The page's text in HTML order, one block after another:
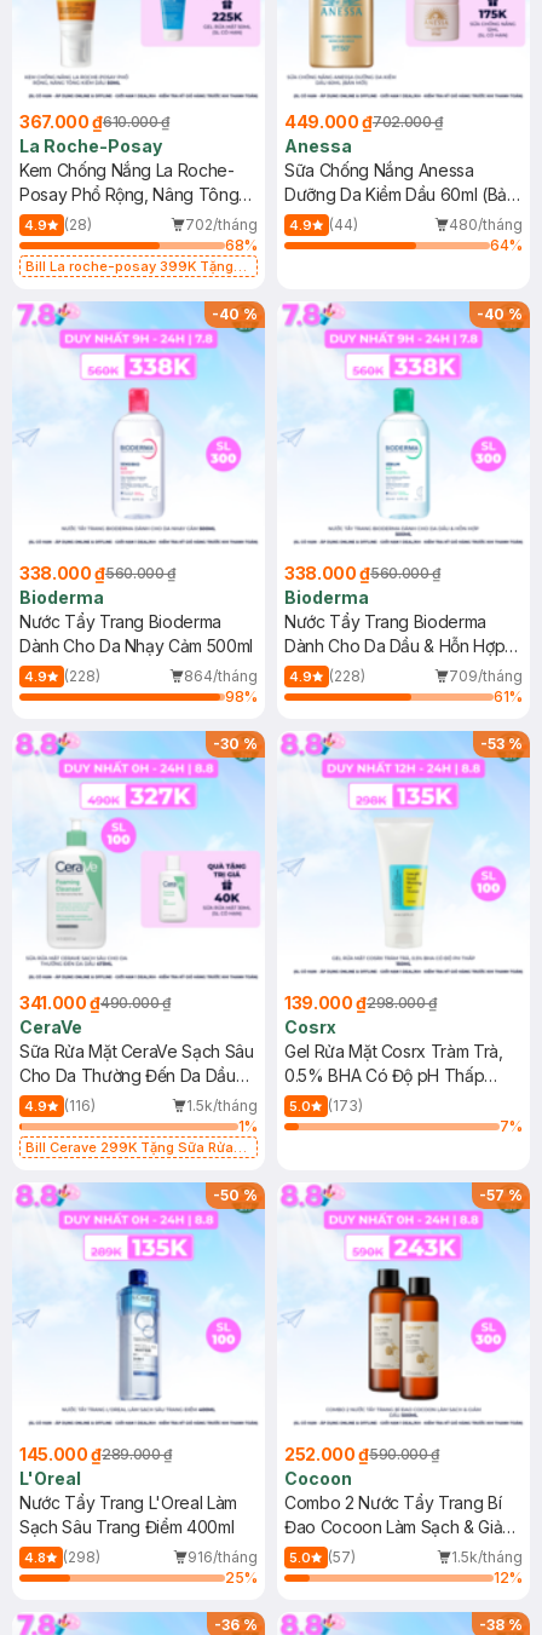
367.000 ₫610.000 ₫
La Roche-Posay
Kem Chống Nắng La Roche-
Posay Phổ Rộng, Nâng Tông
Kiềm Dầu 50ml
4.9 (28)
702/tháng
68%
Bill La roche-posay 399K Tặng
(SL có hạn)
449.000 ₫702.000 ₫
Anessa
Sữa Chống Nắng Anessa
Dưỡng Da Kiềm Dầu 60ml (Bản
Mới)
4.9 (44)
480/tháng
64%
-40%
338.000 ₫560.000 ₫
Bioderma
Nước Tẩy Trang Bioderma
Dành Cho Da Nhạy Cảm 500ml
4.9 (228)
864/tháng
98%
-40%
338.000 ₫560.000 ₫
Bioderma
Nước Tẩy Trang Bioderma
Dành Cho Da Dầu & Hỗn Hợp
500ml
4.9 (228)
709/tháng
61%
-30%
341.000 ₫490.000 ₫
CeraVe
Sữa Rửa Mặt CeraVe Sạch Sâu
Cho Da Thường Đến Da Dầu
473ml
4.9 (116)
1.5k/tháng
1%
Bill Cerave 299K Tặng Sữa Rửa
-53%
139.000 ₫298.000 ₫
Cosrx
Gel Rửa Mặt Cosrx Tràm Trà,
0.5% BHA Có Độ pH Thấp
150ml
5.0
(173)
7%
-50%
145.000 ₫289.000 ₫
L'Oreal
Nước Tẩy Trang L'Oreal Làm
Sạch Sâu Trang Điểm 400ml
4.8 (298)
916/tháng
25%
-57%
252.000 ₫590.000 ₫
Cocoon
Combo 2 Nước Tẩy Trang Bí
Đao Cocoon Làm Sạch & Giảm
Dầu 500ml
5.0 (57)
1.5k/tháng
12%
-36% -38%